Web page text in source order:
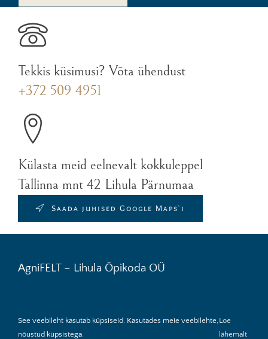
Tekkis küsimusi? Võta ühendust
+372 509 4951
Külasta meid eelnevalt kokkuleppel
Tallinna mnt 42 Lihula Pärnumaa
Saada juhised Google Maps`i
AgniFELT – Lihula Õpikoda OÜ
Müügitingimused Tagastamine Toote hooldus
See veebileht kasutab küpsiseid. Kasutades meie veebilehte,
nõustud küpsistega.
Loe
lähemalt